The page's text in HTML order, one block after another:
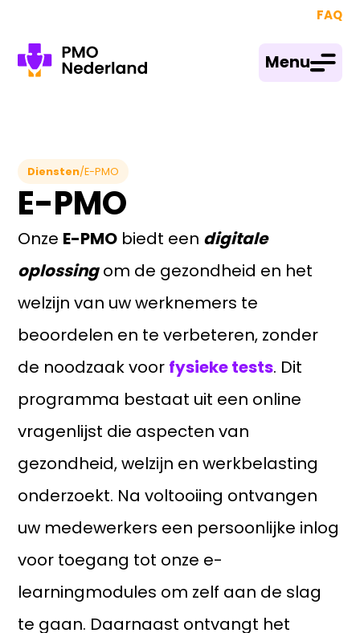
FAQ
Menu
Diensten/E-PMO
E-PMO
Onze E-PMO biedt een digitale
oplossingom de gezondheid en het
welzijn van uw werknemers te
beoordelen en te verbeteren, zonder
de noodzaak voor fysieke tests. Dit
programma bestaat uit een online
vragenlijst die aspecten van
gezondheid, welzijn en werkbelasting
onderzoekt. Na voltooiing ontvangen
uw medewerkers een persoonlijke inlog
voor toegang tot onze e-
learningmodules om zelf aan de slag
te gaan. Daarnaast ontvangt het